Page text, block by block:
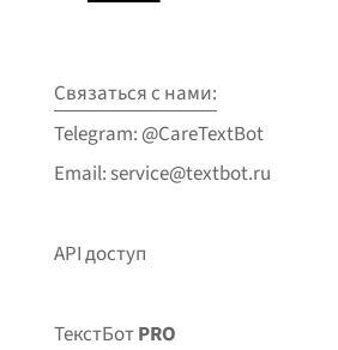
Связаться с нами:
Telegram: @CareTextBot
Email: service@textbot.ru
API доступ
ТекстБотPRO